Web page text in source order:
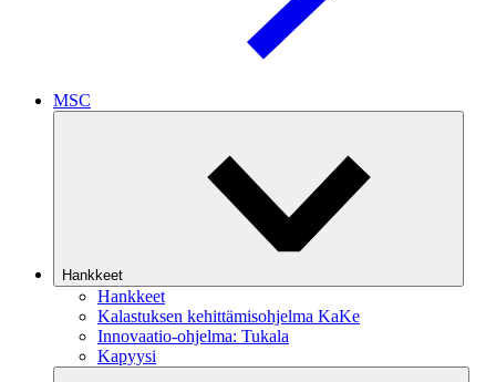
MSC
Hankkeet
Hankkeet
Kalastuksen kehittämisohjelma KaKe
Innovaatio-ohjelma: Tukala
Kapyysi